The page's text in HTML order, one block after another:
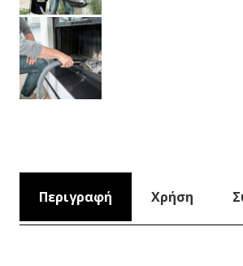
Περιγραφή Χρήση